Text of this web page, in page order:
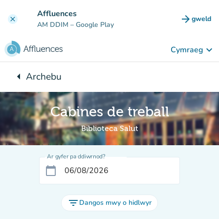
clear Affluences
AM DDIM – Google Play arrow_forward gweld
(tab
Cymraeg keyboard_arrow_down
arrow_leftYn ôl i:
Archebu
Cabines de treball
Biblioteca Salut
Ar gyfer pa ddiwrnod?
calendar_today
filter_list Dangos mwy o hidlwyr